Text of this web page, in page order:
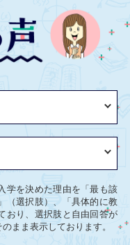
学を決めた理由を「最も該
（選択肢）、「具体的に教
おり、選択肢と自由回答が
まま表示しております。